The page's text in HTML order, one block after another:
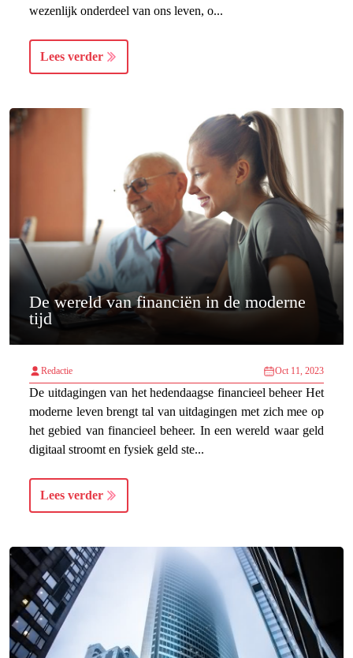
wezenlijk onderdeel van ons leven, o...
Lees verder
De wereld van financiën in de moderne
tijd
Redactie Oct 11, 2023
De uitdagingen van het hedendaagse financieel beheer Het
moderne leven brengt tal van uitdagingen met zich mee op
het gebied van financieel beheer. In een wereld waar geld
digitaal stroomt en fysiek geld ste...
Lees verder